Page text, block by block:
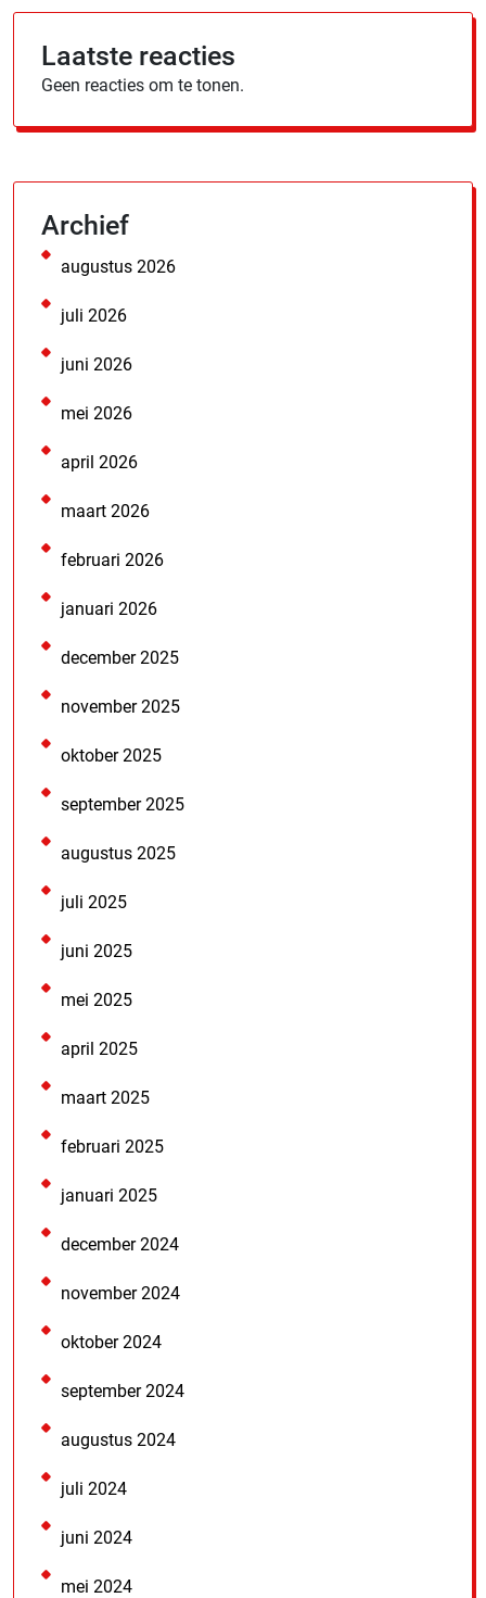
Laatste reacties
Geen reacties om te tonen.
Archief
augustus 2026
juli 2026
juni 2026
mei 2026
april 2026
maart 2026
februari 2026
januari 2026
december 2025
november 2025
oktober 2025
september 2025
augustus 2025
juli 2025
juni 2025
mei 2025
april 2025
maart 2025
februari 2025
januari 2025
december 2024
november 2024
oktober 2024
september 2024
augustus 2024
juli 2024
juni 2024
mei 2024